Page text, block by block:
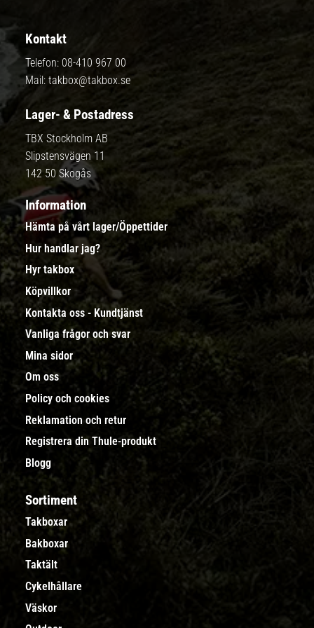
Kontakt
Telefon: 08-410 967 00
Mail: takbox@takbox.se
Lager- & Postadress
TBX Stockholm AB
Slipstensvägen 11
142 50 Skogås
Information
Hämta på vårt lager/Öppettider
Hur handlar jag?
Hyr takbox
Köpvillkor
Kontakta oss - Kundtjänst
Vanliga frågor och svar
Mina sidor
Om oss
Policy och cookies
Reklamation och retur
Registrera din Thule-produkt
Blogg
Sortiment
Takboxar
Bakboxar
Taktält
Cykelhållare
Väskor